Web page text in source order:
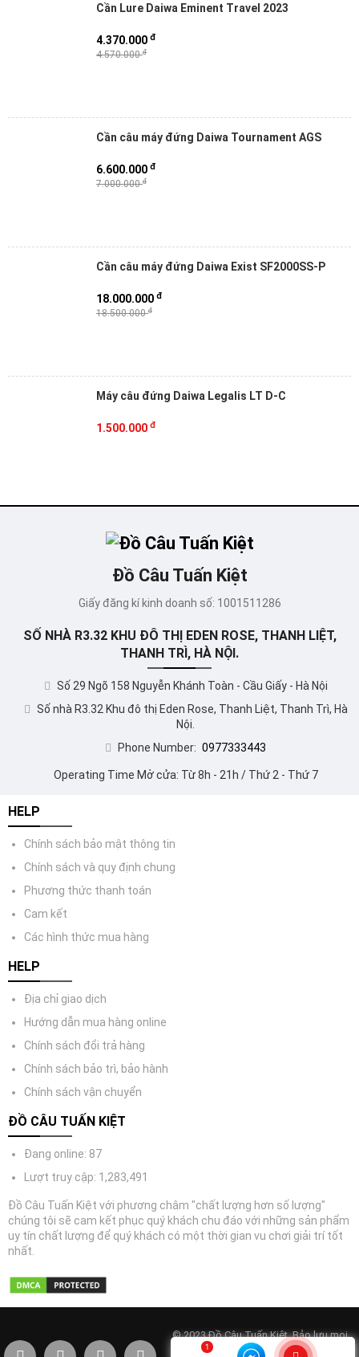
Cần Lure Daiwa Eminent Travel 2023
4.570.000đ
4.370.000 đ
Cần câu máy đứng Daiwa Tournament AGS
7.000.000đ
6.600.000 đ
Cần câu máy đứng Daiwa Exist SF2000SS-P
18.500.000đ
18.000.000 đ
Máy câu đứng Daiwa Legalis LT D-C
1.500.000 đ
Đồ Câu Tuấn Kiệt
Giấy đăng kí kinh doanh số: 1001511286
SỐ NHÀ R3.32 KHU ĐÔ THỊ EDEN ROSE, THANH LIỆT,
THANH TRÌ, HÀ NỘI.
Số 29 Ngõ 158 Nguyễn Khánh Toàn - Cầu Giấy - Hà Nội
Số nhà R3.32 Khu đô thị Eden Rose, Thanh Liệt, Thanh Trì, Hà
Nội.
Phone Number: 0977333443
Operating Time Mở cửa: Từ 8h - 21h / Thứ 2 - Thứ 7
HELP
Chính sách bảo mật thông tin
Chính sách và quy định chung
Phương thức thanh toán
Cam kết
Các hình thức mua hàng
HELP
Địa chỉ giao dịch
Hướng dẫn mua hàng online
Chính sách đổi trả hàng
Chính sách bảo trì, bảo hành
Chính sách vận chuyển
ĐỒ CÂU TUẤN KIỆT
Đang online: 87
Lượt truy cập: 1,283,491
Đồ Câu Tuấn Kiệt với phương châm "chất lượng hơn số lượng"
chúng tôi sẽ cam kết phục quý khách chu đáo với những sản phẩm
uy tín chất lượng để quý khách có một thời gian vu chơi giải trí tốt
nhất.
© 2023 Đồ Câu Tuấn Kiệt. Bảo lưu mọi
quyền. Điện thoại: 0977333443.